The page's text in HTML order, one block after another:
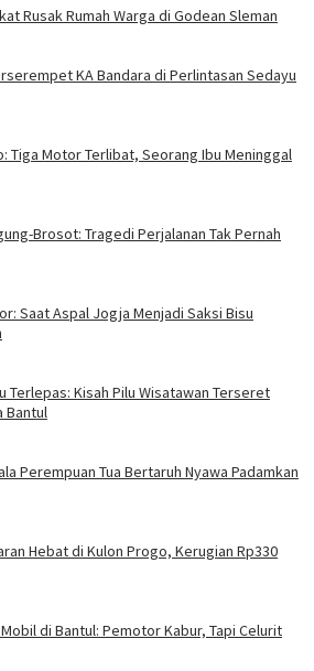
Rusak Rumah Warga di Godean Sleman
KA Bandara di Perlintasan Sedayu
Tiga Motor Terlibat, Seorang Ibu Meninggal
Brosot: Tragedi Perjalanan Tak Pernah
Saat Aspal Jogja Menjadi Saksi Bisu
Terlepas: Kisah Pilu Wisatawan Terseret
Bantul
Perempuan Tua Bertaruh Nyawa Padamkan
Hebat di Kulon Progo, Kerugian Rp330
di Bantul: Pemotor Kabur, Tapi Celurit